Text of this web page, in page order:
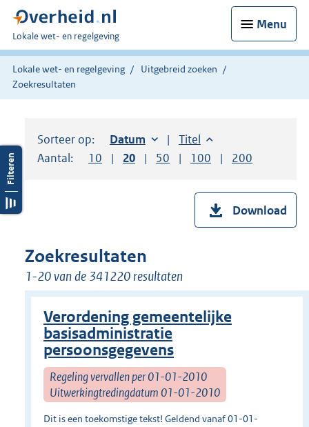
Menu
U
bent
hier:
Lokale wet- en regelgeving
Lokale wet- en regelgeving
Uitgebreid zoeken
Zoekresultaten
Sorteer op: Sorteer op:
Datum oplopendSorteer op:
Titel oplopend
Aantal:
Toon
10 resultaten per pagina
Toon
20 resultaten per pagina
Toon
50 resultaten per pagina
Toon
100 resultaten per
Toon
200
Download
Zoekresultaten
1-20 van de 341220 resultaten
Verordening gemeentelijke
basisadministratie
persoonsgegevens
Regeling vervallen per 01-01-2010
Uitwerkingtredingdatum 01-01-2010
Dit is een toekomstige tekst! Geldend vanaf 01-01-